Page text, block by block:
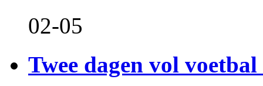
02-05
Twee dagen vol